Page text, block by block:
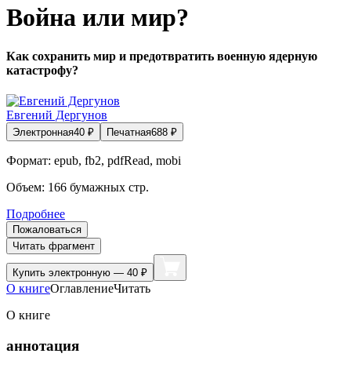
Война или мир?
Как сохранить мир и предотвратить военную ядерную
катастрофу?
Евгений Дергунов
Электронная40 ₽ Печатная688 ₽
Формат: epub, fb2, pdfRead, mobi
Объем: 166 бумажных стр.
Подробнее
Пожаловаться
Читать фрагмент
Купить электронную — 40 ₽
О книгеОглавлениеЧитать
О книге
аннотация